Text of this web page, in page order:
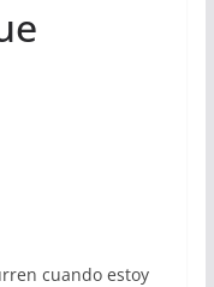
cuando estoy